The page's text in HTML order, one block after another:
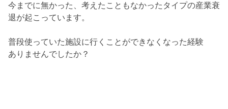
今までに無かった、考えたこともなかったタイプの産業衰
退が起こっています。
普段使っていた施設に行くことができなくなった経験
ありませんでしたか？